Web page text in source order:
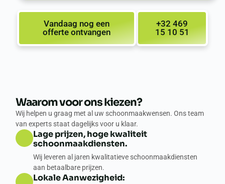
+32 469
15 10 51
Vandaag nog een
offerte ontvangen
Waarom voor ons kiezen?
Wij helpen u graag met al uw schoonmaakwensen. Ons team
van experts staat dagelijks voor u klaar.
Lage prijzen, hoge kwaliteit
schoonmaakdiensten.
Wij leveren al jaren kwalitatieve schoonmaakdiensten
aan betaalbare prijzen.
Lokale Aanwezigheid: